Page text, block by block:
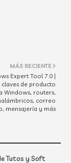
MÁS RECIENTE
Expert Tool 7.0 |
claves de producto
Windows, routers,
correo
mensajería y más
Tutos y Soft